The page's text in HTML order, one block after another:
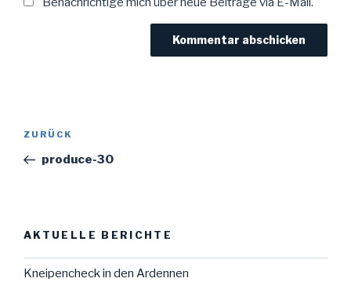
Beitragsnavigation
Vorheriger
Beitrag
ZURÜCK
produce-30
AKTUELLE BERICHTE
Kneipencheck in den Ardennen